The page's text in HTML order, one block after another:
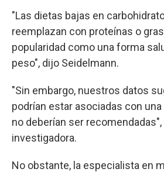
"Las dietas bajas en
reemplazan con proteínas o
popularidad como una forma
peso", dijo Seidelmann.
"Sin embargo, nuestros datos
podrían estar asociadas con
no deberían ser
investigadora.
No obstante, la especialista en